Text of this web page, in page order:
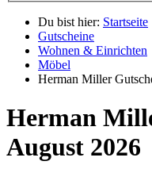
Du bist hier: Startseite
Gutscheine
Wohnen & Einrichten
Möbel
Herman Miller
Herman
August 2026